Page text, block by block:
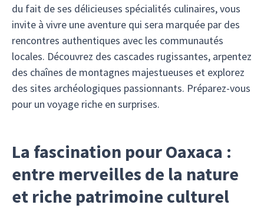
du fait de ses délicieuses spécialités culinaires, vous
invite à vivre une aventure qui sera marquée par des
rencontres authentiques avec les communautés
locales. Découvrez des cascades rugissantes, arpentez
des chaînes de montagnes majestueuses et explorez
des sites archéologiques passionnants. Préparez-vous
pour un voyage riche en surprises.
La fascination pour Oaxaca :
entre merveilles de la nature
et riche patrimoine culturel